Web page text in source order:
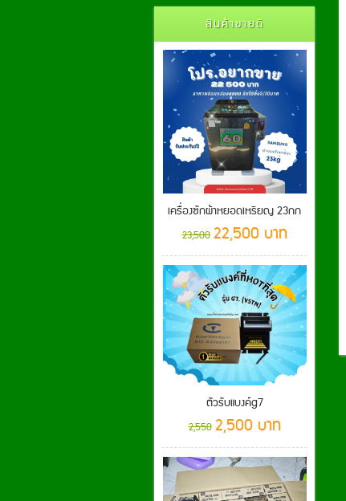
สินค้าขายดี
เครื่องซักผ้าหยอดเหรียญ 23กก
23,500 22,500 บาท
ตัวรับแบงค์g7
2,550 2,500 บาท